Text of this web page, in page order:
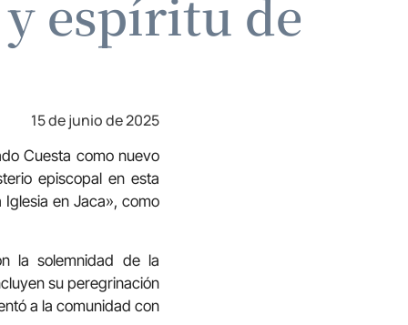
y espíritu de
15 de junio de 2025
Cuesta como nuevo
episcopal en esta
en Jaca», como
la solemnidad de la
su peregrinación
a la comunidad con